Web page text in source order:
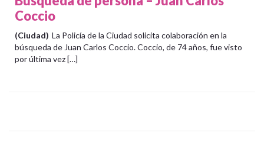
Coccio
(Ciudad) La Policía de la Ciudad solicita colaboración en la
búsqueda de Juan Carlos Coccio. Coccio, de 74 años, fue visto
por última vez […]